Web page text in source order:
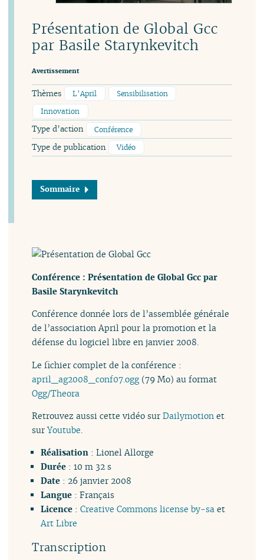
Présentation de Global Gcc
par Basile Starynkevitch
Avertissement
Thèmes L’April
Sensibilisation
Innovation
Type d’action Conférence
Type de publication Vidéo
Sommaire
Conférence : Présentation de Global Gcc par
Basile Starynkevitch
Conférence donnée lors de l’assemblée générale
de l’association April pour la promotion et la
défense du logiciel libre en janvier 2008.
Le fichier complet de la conférence :
april_ag2008_conf07.ogg(79 Mo) au format
Ogg/Theora
Retrouvez aussi cette vidéo surDailymotion et
surYoutube.
Réalisation: Lionel Allorge
Durée: 10 m 32 s
Date: 26 janvier 2008
Langue: Français
Licence: Creative Commons license by-saet
Art Libre
Transcription